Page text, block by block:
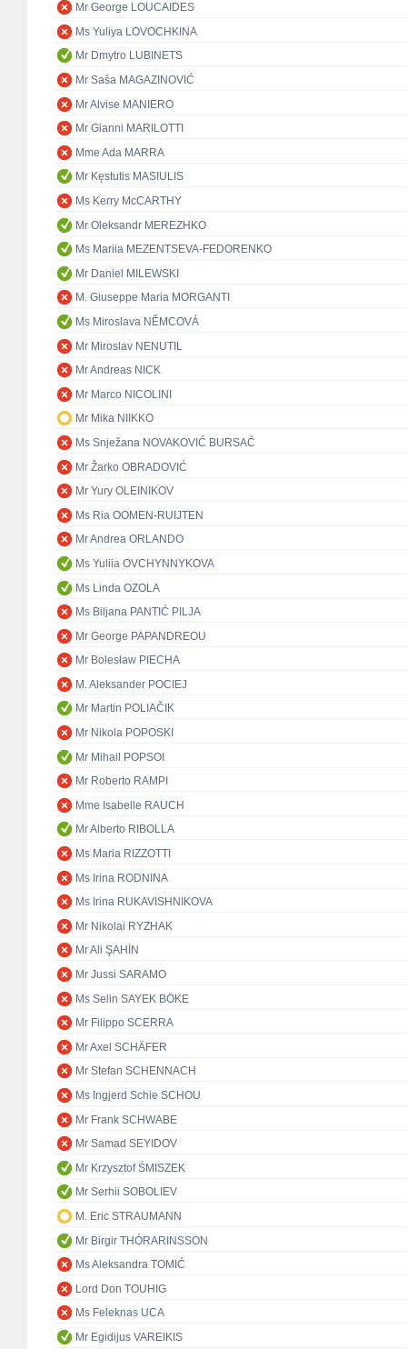
Mr George LOUCAIDES
Ms Yuliya LOVOCHKINA
Mr Dmytro LUBINETS
Mr Saša MAGAZINOVIĆ
Mr Alvise MANIERO
Mr Gianni MARILOTTI
Mme Ada MARRA
Mr Kęstutis MASIULIS
Ms Kerry McCARTHY
Mr Oleksandr MEREZHKO
Ms Mariia MEZENTSEVA-FEDORENKO
Mr Daniel MILEWSKI
M. Giuseppe Maria MORGANTI
Ms Miroslava NĚMCOVÁ
Mr Miroslav NENUTIL
Mr Andreas NICK
Mr Marco NICOLINI
Mr Mika NIIKKO
Ms Snježana NOVAKOVIĆ BURSAĆ
Mr Žarko OBRADOVIĆ
Mr Yury OLEINIKOV
Ms Ria OOMEN-RUIJTEN
Mr Andrea ORLANDO
Ms Yuliia OVCHYNNYKOVA
Ms Linda OZOLA
Ms Biljana PANTIĆ PILJA
Mr George PAPANDREOU
Mr Bolesław PIECHA
M. Aleksander POCIEJ
Mr Martin POLIAČIK
Mr Nikola POPOSKI
Mr Mihail POPSOI
Mr Roberto RAMPI
Mme Isabelle RAUCH
Mr Alberto RIBOLLA
Ms Maria RIZZOTTI
Ms Irina RODNINA
Ms Irina RUKAVISHNIKOVA
Mr Nikolai RYZHAK
Mr Ali ŞAHİN
Mr Jussi SARAMO
Ms Selin SAYEK BÖKE
Mr Filippo SCERRA
Mr Axel SCHÄFER
Mr Stefan SCHENNACH
Ms Ingjerd Schie SCHOU
Mr Frank SCHWABE
Mr Samad SEYIDOV
Mr Krzysztof ŚMISZEK
Mr Serhii SOBOLIEV
M. Eric STRAUMANN
Mr Birgir THÓRARINSSON
Ms Aleksandra TOMIĆ
Lord Don TOUHIG
Ms Feleknas UCA
Mr Egidijus VAREIKIS